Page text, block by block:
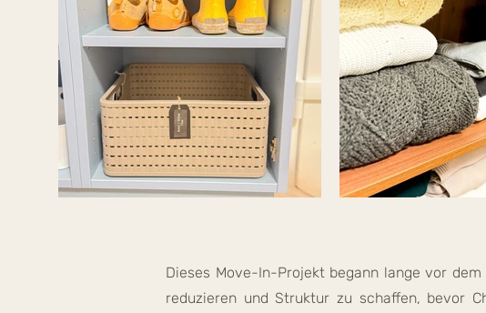
Dieses Move-In-Projekt begann lange vor
reduzieren und Struktur zu schaffen, bevor